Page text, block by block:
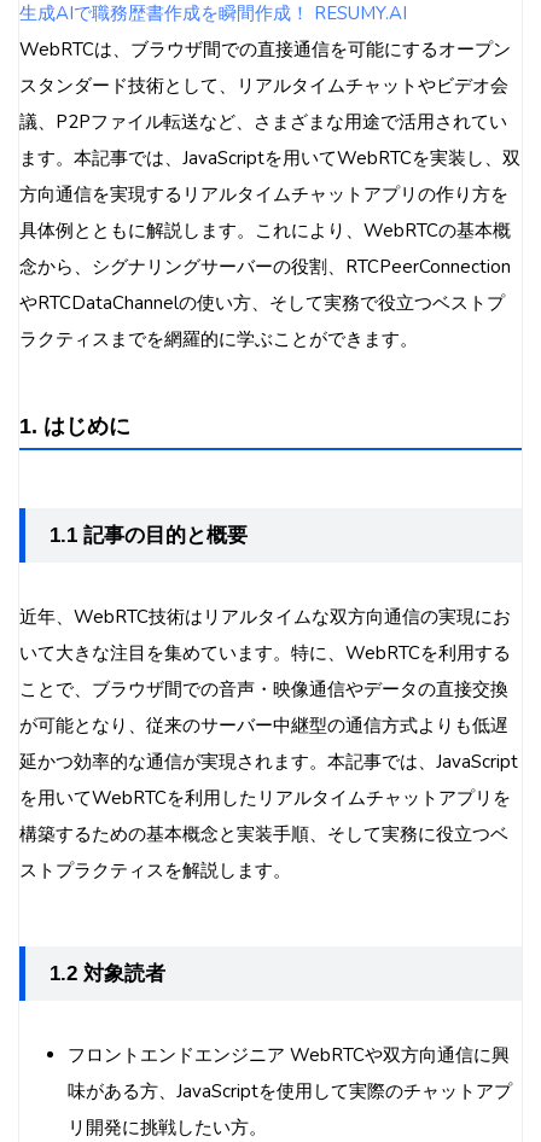
5.2 データ同期と遅延対策
6. 実務に役立つベストプラクティスと最適化テクニ
ック
6.1 セキュリティ対策
6.2 パフォーマンス最適化
6.3 運用上のポイント
7. まとめ
8. 参考資料・リンク集
生成AIで職務歴書作成を瞬間作成！ RESUMY.AI
WebRTCは、ブラウザ間での直接通信を可能にするオープン
スタンダード技術として、リアルタイムチャットやビデオ会
議、P2Pファイル転送など、さまざまな用途で活用されてい
ます。本記事では、JavaScriptを用いてWebRTCを実装し、双
方向通信を実現するリアルタイムチャットアプリの作り方を
具体例とともに解説します。これにより、WebRTCの基本概
念から、シグナリングサーバーの役割、RTCPeerConnection
やRTCDataChannelの使い方、そして実務で役立つベストプ
ラクティスまでを網羅的に学ぶことができます。
1. はじめに
1.1 記事の目的と概要
近年、WebRTC技術はリアルタイムな双方向通信の実現にお
いて大きな注目を集めています。特に、WebRTCを利用する
ことで、ブラウザ間での音声・映像通信やデータの直接交換
が可能となり、従来のサーバー中継型の通信方式よりも低遅
延かつ効率的な通信が実現されます。本記事では、JavaScript
を用いてWebRTCを利用したリアルタイムチャットアプリを
構築するための基本概念と実装手順、そして実務に役立つベ
ストプラクティスを解説します。
1.2 対象読者
フロントエンドエンジニア WebRTCや双方向通信に興
味がある方、JavaScriptを使用して実際のチャットアプ
リ開発に挑戦したい方。